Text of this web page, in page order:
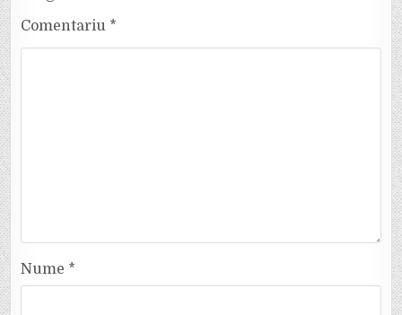
Comentariu *
Nume *